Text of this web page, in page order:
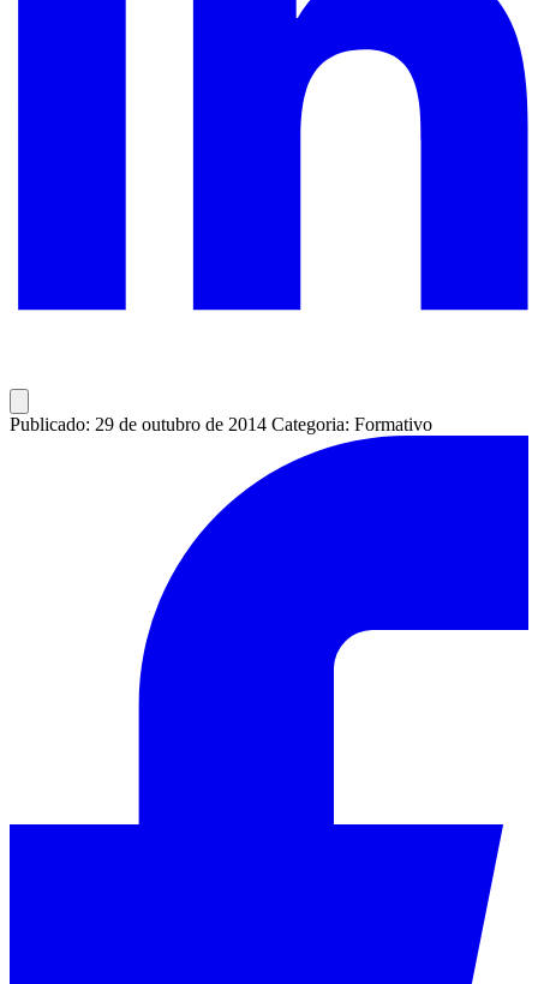
Publicado: 29 de outubro de 2014 Categoria: Formativo